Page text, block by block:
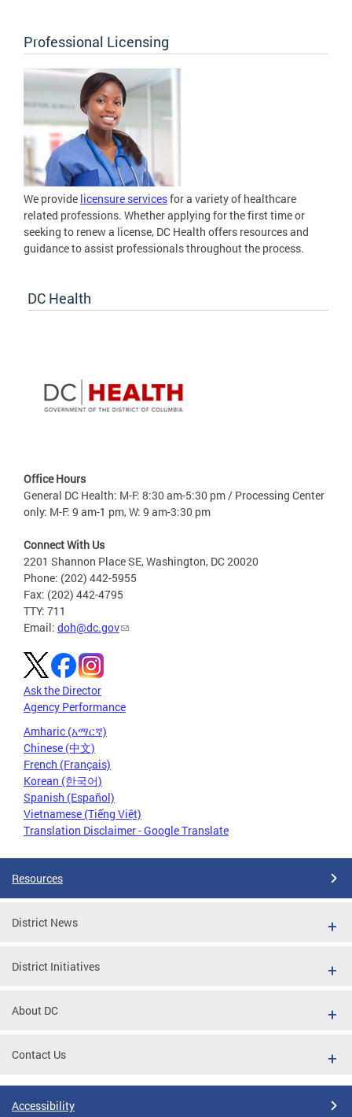
Professional Licensing
We provide licensure servicesfor a variety of healthcare
related professions. Whether applying for the first time or
seeking to renew a license, DC Health offers resources and
guidance to assist professionals throughout the process.
DC Health
Office Hours
General DC Health: M-F: 8:30 am-5:30 pm / Processing Center
only: M-F: 9 am-1 pm, W: 9 am-3:30 pm
Connect With Us
2201 Shannon Place SE, Washington, DC 20020
Phone: (202) 442-5955
Fax: (202) 442-4795
TTY: 711
Email: doh@dc.gov
Ask the Director
Agency Performance
Amharic (አማርኛ)
Chinese (中文)
French (Français)
Korean (한국어)
Spanish (Español)
Vietnamese (Tiếng Việt)
Translation Disclaimer - Google Translate
Resources
District News
District Initiatives
About DC
Contact Us
Accessibility